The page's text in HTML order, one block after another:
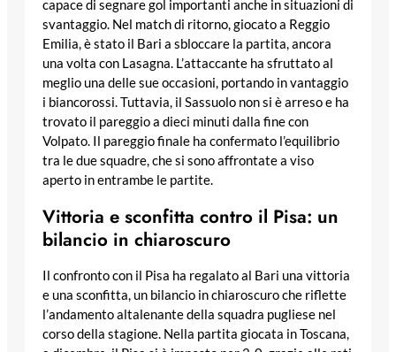
capace di segnare gol importanti anche in situazioni di
svantaggio. Nel match di ritorno, giocato a Reggio
Emilia, è stato il Bari a sbloccare la partita, ancora
una volta con Lasagna. L’attaccante ha sfruttato al
meglio una delle sue occasioni, portando in vantaggio
i biancorossi. Tuttavia, il Sassuolo non si è arreso e ha
trovato il pareggio a dieci minuti dalla fine con
Volpato. Il pareggio finale ha confermato l’equilibrio
tra le due squadre, che si sono affrontate a viso
aperto in entrambe le partite.
Vittoria e sconfitta contro il Pisa: un
bilancio in chiaroscuro
Il confronto con il Pisa ha regalato al Bari una vittoria
e una sconfitta, un bilancio in chiaroscuro che riflette
l’andamento altalenante della squadra pugliese nel
corso della stagione. Nella partita giocata in Toscana,